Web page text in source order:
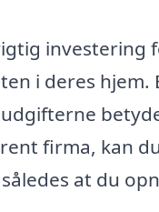
i deres
firma, kan
at du